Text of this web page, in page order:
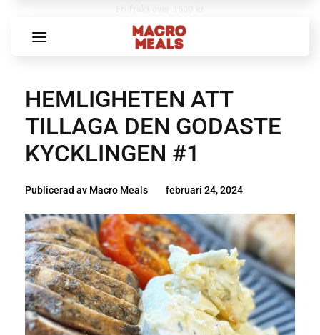
HEMLIGHETEN ATT
TILLAGA DEN GODASTE
KYCKLINGEN #1
Publicerad av Macro Meals februari 24, 2024